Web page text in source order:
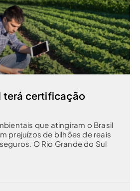
terá certificação
que atingiram o Brasil
prejuízos de bilhões de reais
O Rio Grande do Sul